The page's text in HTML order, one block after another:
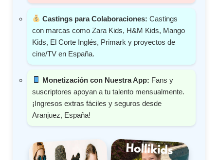
Castings para Colaboraciones: Castings
con marcas como Zara Kids, H&M Kids, Mango
Kids, El Corte Inglés, Primark y proyectos de
cine/TV en España.
Monetización con Nuestra App: Fans y
suscriptores apoyan a tu talento mensualmente.
¡Ingresos extras fáciles y seguros desde
Aranjuez, España!